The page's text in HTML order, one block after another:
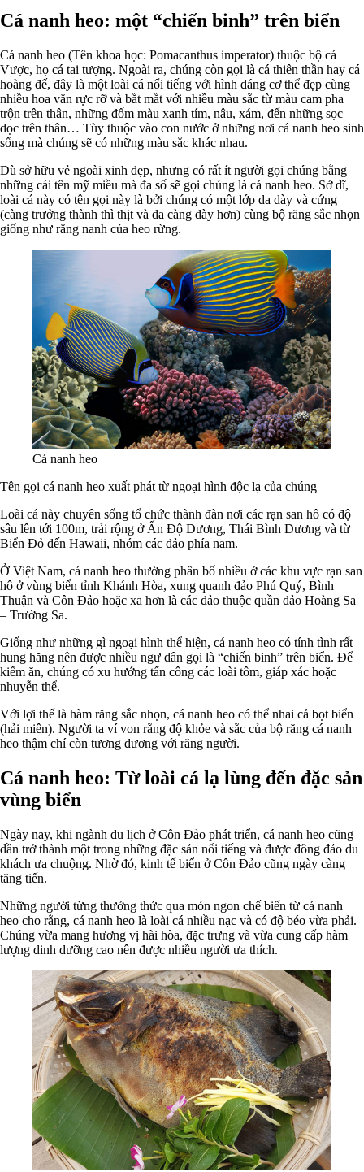
Cá nanh heo: một “chiến binh” trên biển
Cá nanh heo (Tên khoa học: Pomacanthus imperator) thuộc bộ cá
Vược, họ cá tai tượng. Ngoài ra, chúng còn gọi là cá thiên thần hay cá
hoàng đế, đây là một loài cá nổi tiếng với hình dáng cơ thể đẹp cùng
nhiều hoa văn rực rỡ và bắt mắt với nhiều màu sắc từ màu cam pha
trộn trên thân, những đốm màu xanh tím, nâu, xám, đến những sọc
dọc trên thân… Tùy thuộc vào con nước ở những nơi cá nanh heo sinh
sống mà chúng sẽ có những màu sắc khác nhau.
Dù sở hữu vẻ ngoài xinh đẹp, nhưng có rất ít người gọi chúng bằng
những cái tên mỹ miều mà đa số sẽ gọi chúng là cá nanh heo. Sở dĩ,
loài cá này có tên gọi này là bởi chúng có một lớp da dày và cứng
(càng trưởng thành thì thịt và da càng dày hơn) cùng bộ răng sắc nhọn
giống như răng nanh của heo rừng.
Cá nanh heo
Tên gọi cá nanh heo xuất phát từ ngoại hình độc lạ của chúng
Loài cá này chuyên sống tổ chức thành đàn nơi các rạn san hô có độ
sâu lên tới 100m, trải rộng ở Ấn Độ Dương, Thái Bình Dương và từ
Biển Đỏ đến Hawaii, nhóm các đảo phía nam.
Ở Việt Nam, cá nanh heo thường phân bố nhiều ở các khu vực rạn san
hô ở vùng biển tỉnh Khánh Hòa, xung quanh đảo Phú Quý, Bình
Thuận và Côn Đảo hoặc xa hơn là các đảo thuộc quần đảo Hoàng Sa
– Trường Sa.
Giống như những gì ngoại hình thể hiện, cá nanh heo có tính tình rất
hung hăng nên được nhiều ngư dân gọi là “chiến binh” trên biển. Để
kiếm ăn, chúng có xu hướng tấn công các loài tôm, giáp xác hoặc
nhuyễn thể.
Với lợi thế là hàm răng sắc nhọn, cá nanh heo có thể nhai cả bọt biển
(hải miên). Người ta ví von rằng độ khỏe và sắc của bộ răng cá nanh
heo thậm chí còn tương đương với răng người.
Cá nanh heo: Từ loài cá lạ lùng đến đặc sản
vùng biển
Ngày nay, khi ngành du lịch ở Côn Đảo phát triển, cá nanh heo cũng
dần trở thành một trong những đặc sản nổi tiếng và được đông đảo du
khách ưa chuộng. Nhờ đó, kinh tế biển ở Côn Đảo cũng ngày càng
tăng tiến.
Những người từng thưởng thức qua món ngon chế biến từ cá nanh
heo cho rằng, cá nanh heo là loài cá nhiều nạc và có độ béo vừa phải.
Chúng vừa mang hương vị hài hòa, đặc trưng và vừa cung cấp hàm
lượng dinh dưỡng cao nên được nhiều người ưa thích.